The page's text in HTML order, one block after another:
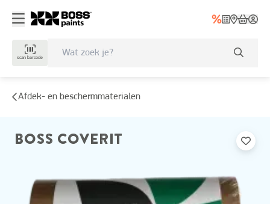
scan barcode
Afdek- en beschermmaterialen
BOSS COVERIT